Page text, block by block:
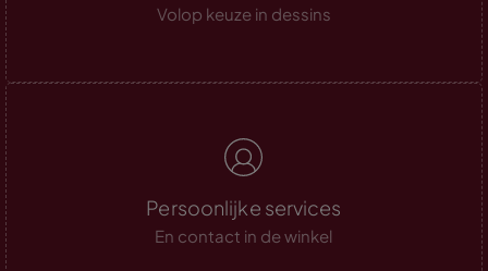
Volop keuze in dessins
Persoonlijke services
En contact in de winkel